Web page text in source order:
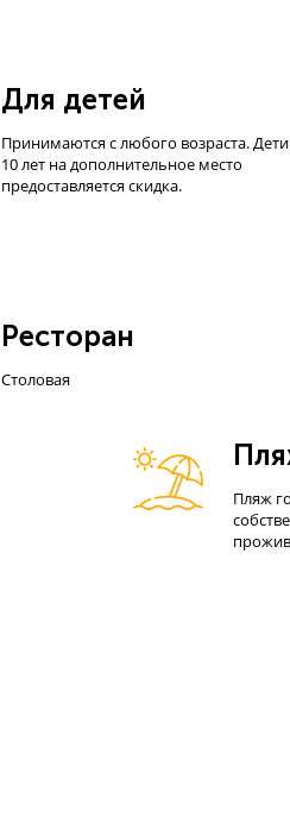
Для детей
Принимаются с любого возраста.
10 лет на дополнительное место
предоставляется скидка.
Ресторан
Столовая
Пляж